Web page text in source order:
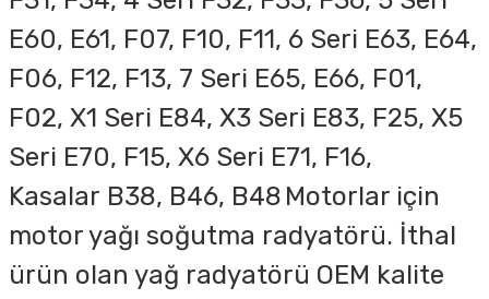
E60, E61, F07, F10, F11, 6 Seri E63, E64,
F06, F12, F13, 7 Seri E65, E66, F01,
F02, X1 Seri E84, X3 Seri E83, F25, X5
Seri E70, F15, X6 Seri E71, F16,
Kasalar B38, B46, B48 Motorlar için
motor yağı soğutma radyatörü. İthal
ürün olan yağ radyatörü OEM kalite